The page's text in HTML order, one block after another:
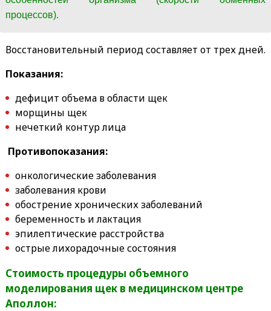
процессов).
Восстановительный период составляет от трех дней.
Показания:
дефицит объема в области щек
морщины щек
нечеткий контур лица
Противопоказания:
онкологические заболевания
заболевания крови
обострение хронических заболеваний
беременность и лактация
эпилептические расстройства
острые лихорадочные состояния
Стоимость процедуры объемного
моделирования щек в медицинском центре
Аполлон: